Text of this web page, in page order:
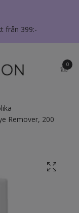
från 399:-
0
Remover, 200